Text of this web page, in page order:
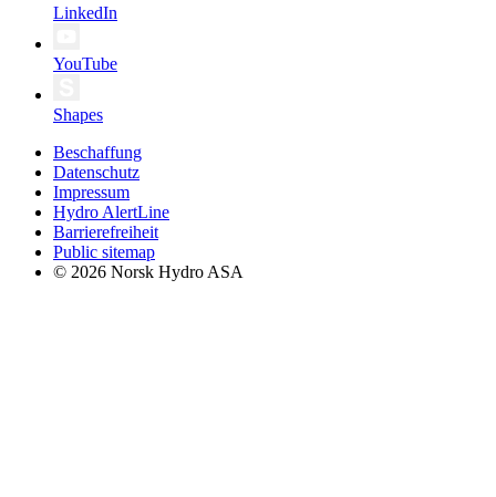
LinkedIn
YouTube
Shapes
Beschaffung
Datenschutz
Impressum
Hydro AlertLine
Barrierefreiheit
Public sitemap
© 2026 Norsk Hydro ASA